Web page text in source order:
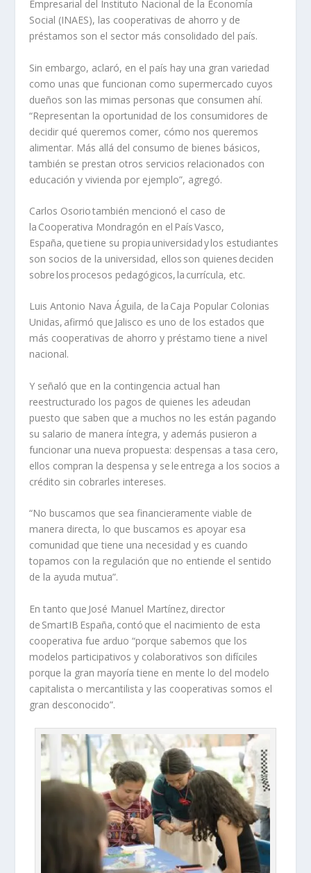
Empresarial del Instituto Nacional de la Economía
Social (INAES), las cooperativas de ahorro y de
préstamos son el sector más consolidado del país.
Sin embargo, aclaró, en el país hay una gran variedad
como unas que funcionan como supermercado cuyos
dueños son las mimas personas que consumen ahí.
“Representan la oportunidad de los consumidores de
decidir qué queremos comer, cómo nos queremos
alimentar. Más allá del consumo de bienes básicos,
también se prestan otros servicios relacionados con
educación y vivienda por ejemplo”, agregó.
Carlos Osorio también mencionó el caso de
la Cooperativa Mondragón en el País Vasco,
España, que tiene su propia universidad y los estudiantes
son socios de la universidad, ellos son quienes deciden
sobre los procesos pedagógicos, la currícula, etc.
Luis Antonio Nava Águila, de la Caja Popular Colonias
Unidas, afirmó que Jalisco es uno de los estados que
más cooperativas de ahorro y préstamo tiene a nivel
nacional.
Y señaló que en la contingencia actual han
reestructurado los pagos de quienes les adeudan
puesto que saben que a muchos no les están pagando
su salario de manera íntegra, y además pusieron a
funcionar una nueva propuesta: despensas a tasa cero,
ellos compran la despensa y se le entrega a los socios a
crédito sin cobrarles intereses.
“No buscamos que sea financieramente viable de
manera directa, lo que buscamos es apoyar esa
comunidad que tiene una necesidad y es cuando
topamos con la regulación que no entiende el sentido
de la ayuda mutua”.
En tanto que José Manuel Martínez, director
de SmartIB España, contó que el nacimiento de esta
cooperativa fue arduo “porque sabemos que los
modelos participativos y colaborativos son difíciles
porque la gran mayoría tiene en mente lo del modelo
capitalista o mercantilista y las cooperativas somos el
gran desconocido”.